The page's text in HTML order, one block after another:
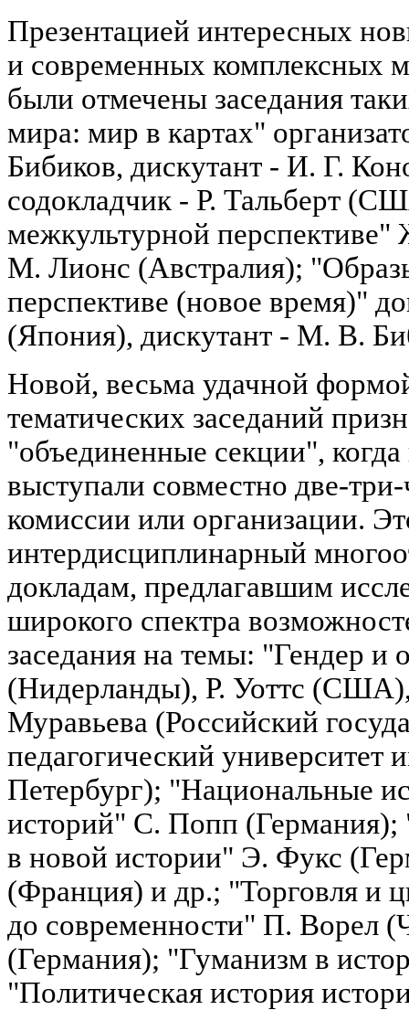
Презентацией интересных
и современных комплексных
были отмечены заседания
мира: мир в картах"
Бибиков, дискутант - И. Г.
содокладчик - Р. Тальберт
межкультурной
М. Лионс (Австралия);
перспективе (новое время)"
(Япония), дискутант - М. В.
Новой, весьма удачной
тематических заседаний
"объединенные секции",
выступали совместно две-
комиссии или организации.
интердисциплинарный
докладам, предлагавшим
широкого спектра
заседания на темы: "Гендер и
(Нидерланды), Р. Уоттс
Муравьева (Российский
педагогический университет
Петербург); "Национальные
историй" С. Попп (Германия);
в новой истории" Э. Фукс
(Франция) и др.; "Торговля и
до современности" П. Ворел
(Германия); "Гуманизм в
"Политическая история